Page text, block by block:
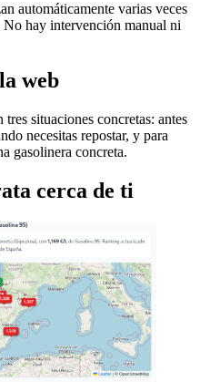
automáticamente varias veces
No hay intervención manual ni
web
tres situaciones concretas: antes
necesitas repostar, y para
gasolinera concreta.
cerca de ti